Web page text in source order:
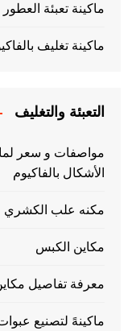
ماكينة تعبئة العطور
ماكينة تغليف
التعبئة والتغليف
مواصفات و سعر
الأشكال بالفاكيوم
مكنه علب الكشري
مكاين الكبس
معرفة تفاصيل
ماكينهً لتصنيع